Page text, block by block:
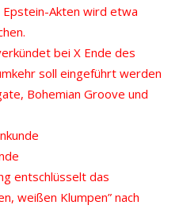
Akten wird etwa
bei X Ende des
soll eingeführt werden
Bohemian Groove und
entschlüsselt das
weißen Klumpen” nach